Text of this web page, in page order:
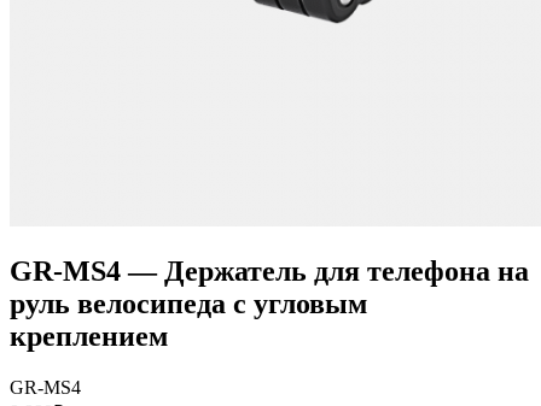
GR-MS4 — Держатель для телефона на
руль велосипеда с угловым
креплением
GR-MS4